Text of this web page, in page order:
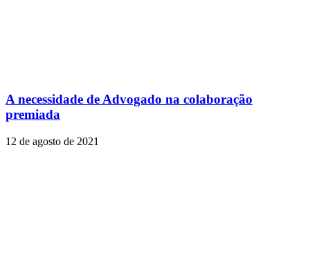
A necessidade de Advogado na colaboração
premiada
12 de agosto de 2021